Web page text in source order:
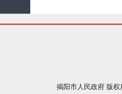
揭阳市人民政府 版